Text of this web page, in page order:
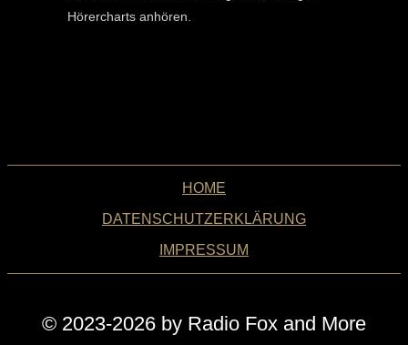
Hörercharts anhören.
HOME
DATENSCHUTZERKLÄRUNG
IMPRESSUM
© 2023-2026 by Radio Fox and More